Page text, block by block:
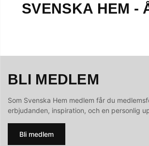
SVENSKA HEM -
BLI MEDLEM
Som Svenska Hem medlem får du
erbjudanden, inspiration, och en personlig
Bli medlem